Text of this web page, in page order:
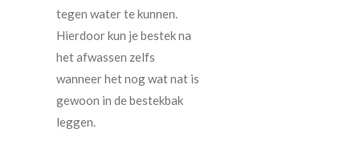
tegen water te kunnen.
Hierdoor kun je bestek na
het afwassen zelfs
wanneer het nog wat nat is
gewoon in de bestekbak
leggen.